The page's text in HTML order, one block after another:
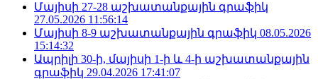
Մայիսի 27-28 աշխատանքային գրաֆիկ
27.05.2026 11:56:14
Մայիսի 8-9 աշխատանքային գրաֆիկ 08.05.2026
15:14:32
Ապրիլի 30-ի, մայիսի 1-ի և 4-ի աշխատանքային
գրաֆիկ 29.04.2026 17:41:07